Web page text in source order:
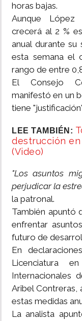
horas bajas.
Aunque
crecerá al 2 %
anual durante
esta semana el
rango de entre
El Consejo
manifestó en un
tiene
LEE TAMBIÉN:
destrucción
(Video)
"Los asuntos
perjudicar la
la patronal.
También apuntó
enfrentar
futuro de
En
Licenciatura
Internacionales
Aribel
estas medidas
La analista